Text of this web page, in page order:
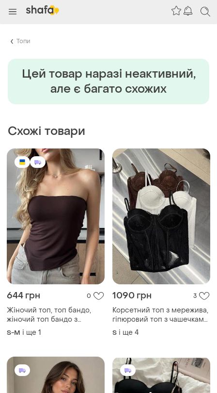
Топи
Цей товар наразi неактивний,
але є багато схожих
Схожі товари
644 грн 0
Жіночий топ, топ бандо,
жіночий топ бандо з
асиметричним краєм
S-M і ще 1
1090 грн 3
Корсетний топ з мережива,
гіпюровий топ з чашечками,
топ бюстьє на бретелях
S і ще 4